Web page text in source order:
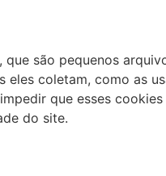
são pequenos
coletam, como as
que esses
do site.